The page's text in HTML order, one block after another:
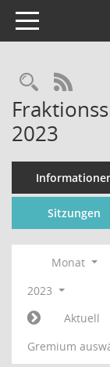
Toggle navigation
2023
Sitzungen
Monat
2023
Aktuell
Gremium